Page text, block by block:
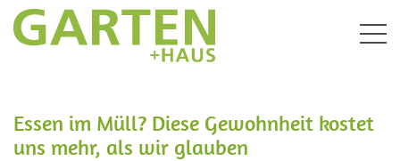
Essen im Müll? Diese Gewohnheit kostet
uns mehr, als wir glauben